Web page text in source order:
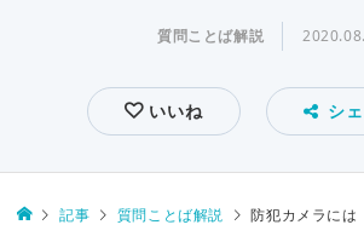
質問ことば解説
いいね シ
記事 質問ことば解説 防犯カメラには